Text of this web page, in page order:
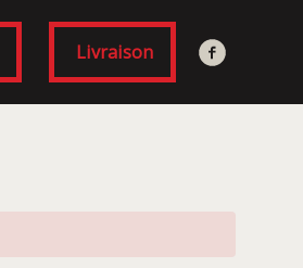
Livraison